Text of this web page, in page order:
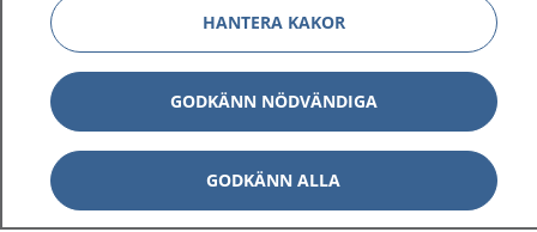
Behandling av personuppgifter
Hantering av kakor
Inställningar för kakor
HANTERA KAKOR
GODKÄNN NÖDVÄNDIGA
GODKÄNN ALLA